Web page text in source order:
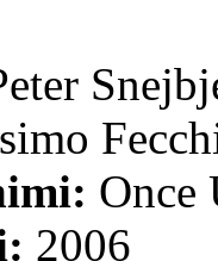
Once
2006